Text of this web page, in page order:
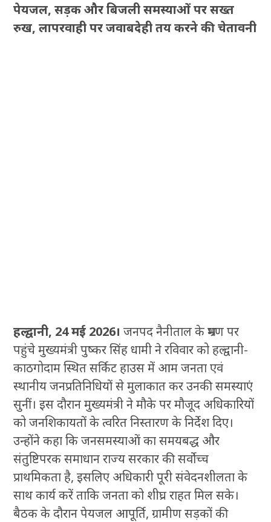
पेयजल, सड़क और बिजली समस्याओं पर सख्त
रुख, लापरवाही पर जवाबदेही तय करने की चेतावनी
हल्द्वानी, 24 मई 2026। जनपद नैनीताल के भ्रमण पर
पहुंचे मुख्यमंत्री पुष्कर सिंह धामी ने रविवार को हल्द्वानी-
काठगोदाम स्थित सर्किट हाउस में आम जनता एवं
स्थानीय जनप्रतिनिधियों से मुलाकात कर उनकी समस्याएं
सुनीं। इस दौरान मुख्यमंत्री ने मौके पर मौजूद अधिकारियों
को जनशिकायतों के त्वरित निस्तारण के निर्देश दिए।
उन्होंने कहा कि जनसमस्याओं का समयबद्ध और
संतुष्टिपरक समाधान राज्य सरकार की सर्वोच्च
प्राथमिकता है, इसलिए अधिकारी पूरी संवेदनशीलता के
साथ कार्य करें ताकि जनता को शीघ्र राहत मिल सके।
बैठक के दौरान पेयजल आपूर्ति, ग्रामीण सड़कों की